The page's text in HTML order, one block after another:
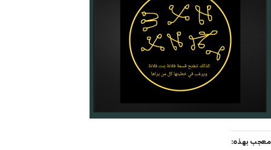
معجب بهذه: